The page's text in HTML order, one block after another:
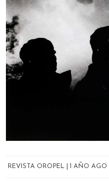
REVISTA OROPEL 1 AÑO AGO